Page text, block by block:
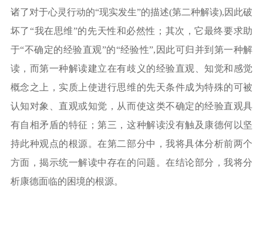
诸了对于心灵行动的“现实发生”的描述(第二种解读),因此破
坏了“我在思维”的先天性和必然性；其次，它最终要求助
于“不确定的经验直观”的“经验性”,因此可归并到第一种解
读，而第一种解读建立在有歧义的经验直观、知觉和感觉
概念之上，实质上使进行思维的先天条件成为特殊的可被
认知对象、直观或知觉，从而使这类不确定的经验直观具
有自相矛盾的特征；第三，这种解读没有触及康德何以坚
持此种观点的根源。在第二部分中，我将具体分析前两个
方面，揭示统一解读中存在的问题。在结论部分，我将分
析康德面临的困境的根源。